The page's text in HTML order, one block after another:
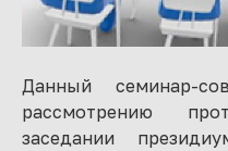
Данный семинар-
рассмотрению
заседании